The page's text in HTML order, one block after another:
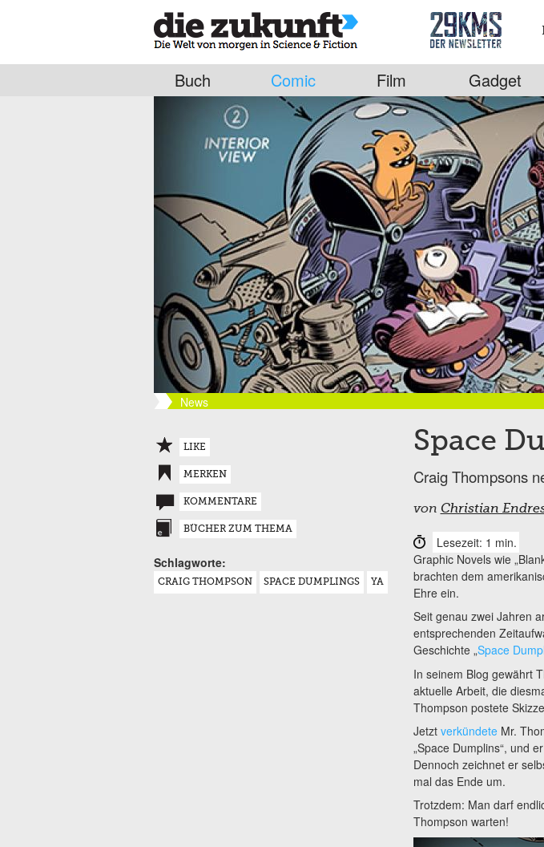
Buch Comic Film Gadget
News
Space
Craig Thompsons
von Christian
Lesezeit: 1 min.
Graphic Novels wie
brachten dem
Ehre ein.
Seit genau zwei Jahren
entsprechenden
Geschichte „Space
In seinem Blog gewährt
aktuelle Arbeit, die
Thompson postete
Jetzt verkündeteMr.
„Space Dumplins“, und
Dennoch zeichnet er
mal das Ende um.
Trotzdem: Man darf
Thompson warten!
LIKE
MERKEN
KOMMENTARE
BÜCHER ZUM THEMA
Schlagworte:
CRAIG THOMPSON SPACE DUMPLINGS YA